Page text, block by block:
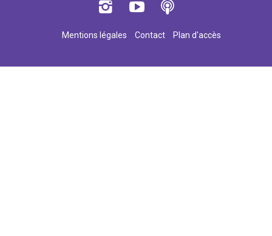
Mentions légales Contact Plan d'accès